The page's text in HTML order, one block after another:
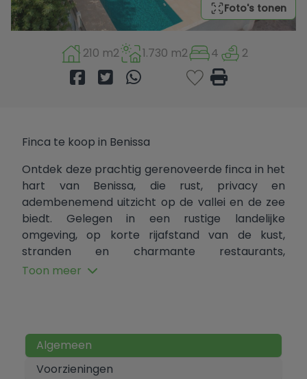
Foto's tonen
210 m2 1.730 m2 4 2
Finca te koop in Benissa
Ontdek deze prachtig gerenoveerde finca in het
hart van Benissa, die rust, privacy en
adembenemend uitzicht op de vallei en de zee
biedt. Gelegen in een rustige landelijke
omgeving, op korte rijafstand van de kust,
stranden en charmante restaurants,
combineert dit pand perfect het mediterrane
vernieuwde vloeren en een volledig uitgeruste
keuken, allemaal afgewerkt in een elegante
Toon meer
Algemeen
Voorzieningen